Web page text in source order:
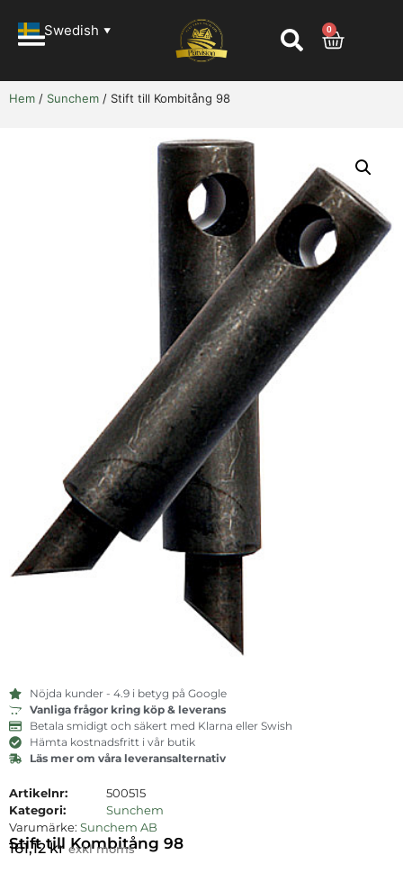
Swedish ▼ 0
Hem / Sunchem / Stift till Kombitång 98
Nöjda kunder - 4.9 i betyg på Google
Vanliga frågor kring köp & leverans
Betala smidigt och säkert med Klarna eller Swish
Hämta kostnadsfritt i vår butik
Läs mer om våra leveransalternativ
Artikelnr:
500515
Kategori:
Sunchem
Varumärke: Sunchem AB
Stift till Kombitång 98
161,12kr exkl moms